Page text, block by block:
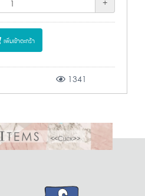
+
เพิ่มเข้าตะกร้า
1341